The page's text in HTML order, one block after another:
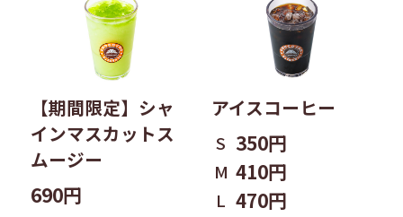
【期間限定】シャ
インマスカットス
ムージー
690円
アイスコーヒー
S 350円
M 410円
L 470円